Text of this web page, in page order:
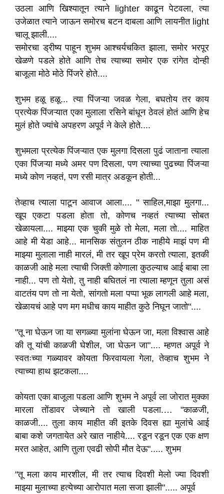
उठला आणि खिश्यातून त्याने lighter काढून पेटवला, त्या
उजेळात त्याने जाऊन समोरच बटन दाबला आणि लायनीत light
चालू झाली....
समोरचा ड्रीष्य पाहून शुभम आश्चर्यचकित झाला, समोर भरपूर
खेळणे पडले होते आणि तेच त्याच्या समोर एक रांगेत दोन्ही
बाजूला मोठे मोठे पिंजरे होते....
शुभम हळू हळू... त्या पिंजऱ्या जवळ गेला, बघतोय तर काय
प्रत्येक पिंजऱ्यात एका मुलाला रसिने बांधून ठेवलं होतं आणि हेच
मुलं होते ज्यांचे अपहरण अपूर्व ने केले होते....
शुभमला प्रत्येक पिंजऱ्यात एक मुलगा दिसला पुढं जाताना त्याला
एका पिंजऱ्या मध्ये अमर पण दिसला, पण त्याच्या पुढच्या पिंजऱ्या
मध्ये कोण नव्हतं, पण रसी मात्र अडकून होती...
तेव्हाच त्याला पाटून आवाज आला.... " साहिल,माझा मुलगा...
खूप एकटा पडला होता तो, कोणच नव्हतं त्याच्या सोबत
खेळायला.... माझ्या एक चुकी मुळे तो मेला, मला तो.... माहित
आहे मी येडा आहे... मानसिक संतुलन ठीक नाहीये माझं पण मी
माझ्या मुलाला नाही मारलं, मी तर खूप प्रेम करतो त्याला, इतकी
काळजी आहे मला त्याची जिक्ती कोणाला कुठल्याच आई बाबा ला
नाही... पण तो येतो, तु नाही बघितलं ना त्याला म्हणून तुला असं
वाटतंय पण तो ना येतो, सांगतो मला पप्पा भूक लागली आहे मला,
खेळायचं आहे पण मग मधीच काय माहीत कुठे निघून जातो"....
"तू ना घेऊन जा या सगळ्या मुलांना घेऊन जा, मला विश्वास आहे
की तू यांची काळजी घेशील, जा घेऊन जा".... म्हणत अपूर्व ने
स्वतःच्या गळ्यावर कोयता फिरवायला गेला, तेव्हाच शुभम ने
त्याच्या हाथ झटकला....
कोयता एका बाजूला पडला आणि शुभम ने अपूर्व ला जोरात मुक्का
मारला तोंडावर जेच्याने तो खाली पडला.… "काळजी,
काळजी.... तुला काय माहीत की इतके दिवस ह्या मुलांचे आई
बाबा कशे जगतायेत अरे खात नाहीये.... रडून रडून एक एक क्षण
मरत आहेत, आणि तुला एवढी सोपी मौत देऊ"..... शुभम
"तू मला काय मारशील, मी तर त्याच दिवशी मेलो ज्या दिवशी
माझ्या मुलाच्या हत्येच्या आरोपात मला सजा झाली"..... अपूर्व